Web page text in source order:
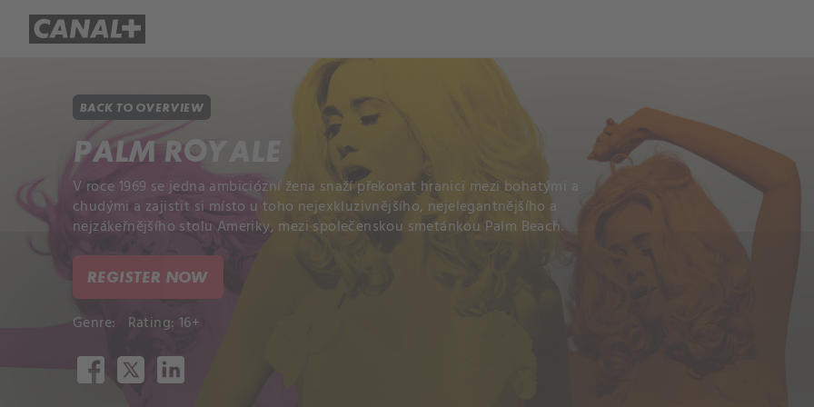
BACK TO OVERVIEW
PALM ROYALE
V roce 1969 se jedna ambiciózní žena snaží překonat hranici mezi bohatými a
chudými a zajistit si místo u toho nejexkluzivnějšího, nejelegantnějšího a
nejzákeřnějšího stolu Ameriky, mezi společenskou smetánkou Palm Beach.
REGISTER NOW
Genre: Rating: 16+